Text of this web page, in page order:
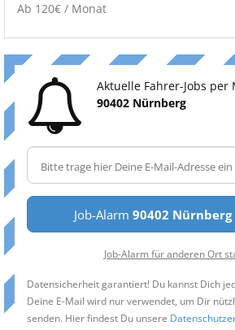
Ab 120€ / Monat
Aktuelle Fahrer-Jobs per
90402 Nürnberg
Job-Alarm 90402 Nürnberg
Job-Alarm für anderen Ort
Datensicherheit garantiert! Du kannst Dich
Deine E-Mail wird nur verwendet, um Dir
senden. Hier findest Du unsere